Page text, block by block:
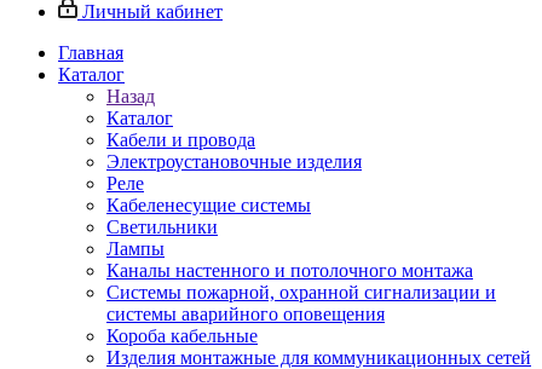
Личный кабинет
Главная
Каталог
Назад
Каталог
Кабели и провода
Электроустановочные изделия
Реле
Кабеленесущие системы
Светильники
Лампы
Каналы настенного и потолочного монтажа
Системы пожарной, охранной сигнализации и
системы аварийного оповещения
Короба кабельные
Изделия монтажные для коммуникационных сетей